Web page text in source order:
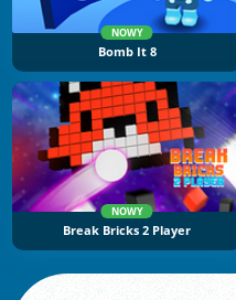
NOWY
Bomb It 8
NOWY
Break Bricks 2 Player